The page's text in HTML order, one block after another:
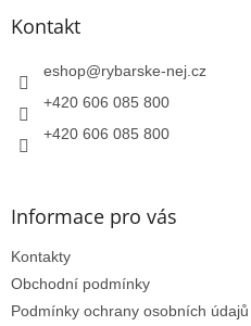
Kontakt
eshop@rybarske-nej.cz
+420 606 085 800
+420 606 085 800
Informace pro vás
Kontakty
Obchodní podmínky
Podmínky ochrany osobních údajů